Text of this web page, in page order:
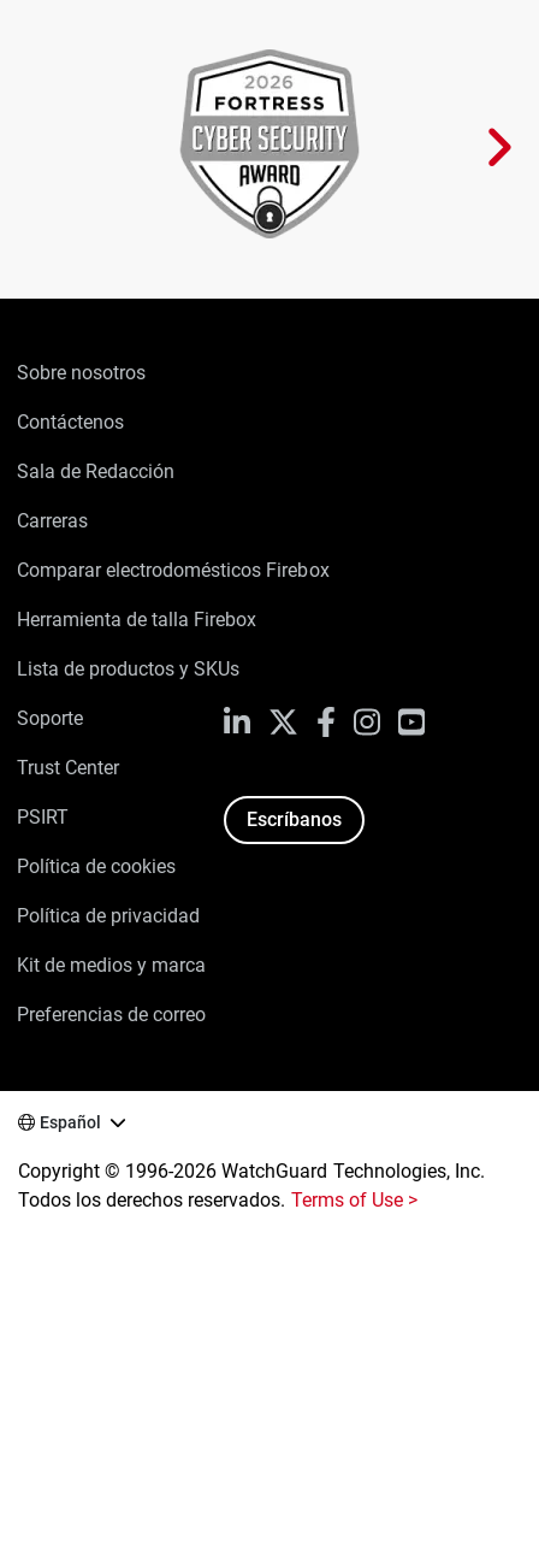
Sobre nosotros
Contáctenos
Sala de Redacción
Carreras
Comparar electrodomésticos Firebox
Herramienta de talla Firebox
Lista de productos y SKUs
Soporte
Trust Center
PSIRT
Política de cookies
Política de privacidad
Kit de medios y marca
Preferencias de correo
LinkedIn FacebookInstagramYouTube
Escríbanos
Español
Copyright © 1996-2026 WatchGuard Technologies, Inc.
Todos los derechos reservados. Terms of Use >